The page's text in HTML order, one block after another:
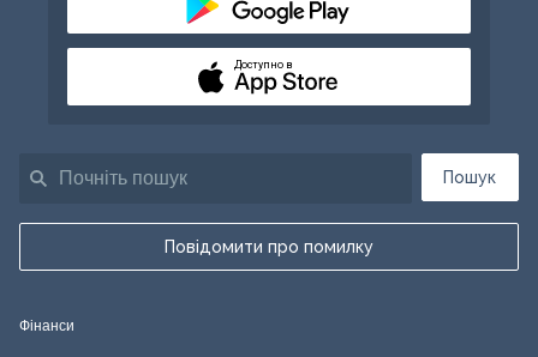
Пошук
Повідомити про помилку
Доступно в
Фінанси